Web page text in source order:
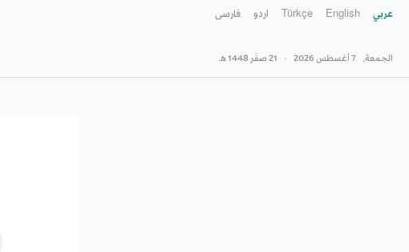
عربي English
Türkçe اردو فارسى
الجمعة, 7 أغسطس 2026 - 21 صفَر 1448 هـ